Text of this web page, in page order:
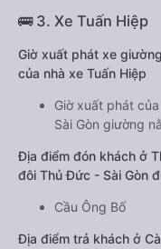
🚌 3. Xe Tuấn Hiệp
Giờ xuất phát xe
của nhà xe Tuấn Hiệp
Giờ xuất phát
Sài Gòn giường
Địa điểm đón khách ở
đôi Thủ Đức - Sài Gòn
Cầu Ông Bố
Địa điểm trả khách ở